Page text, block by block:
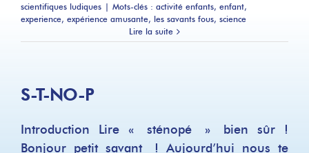
scientifiques ludiques | Mots-clés : activité enfants, enfant,
experience, expérience amusante, les savants fous, science
Lire la suite
S-T-NO-P
Introduction Lire « sténopé » bien sûr !
Bonjour petit savant ! Aujourd’hui nous te